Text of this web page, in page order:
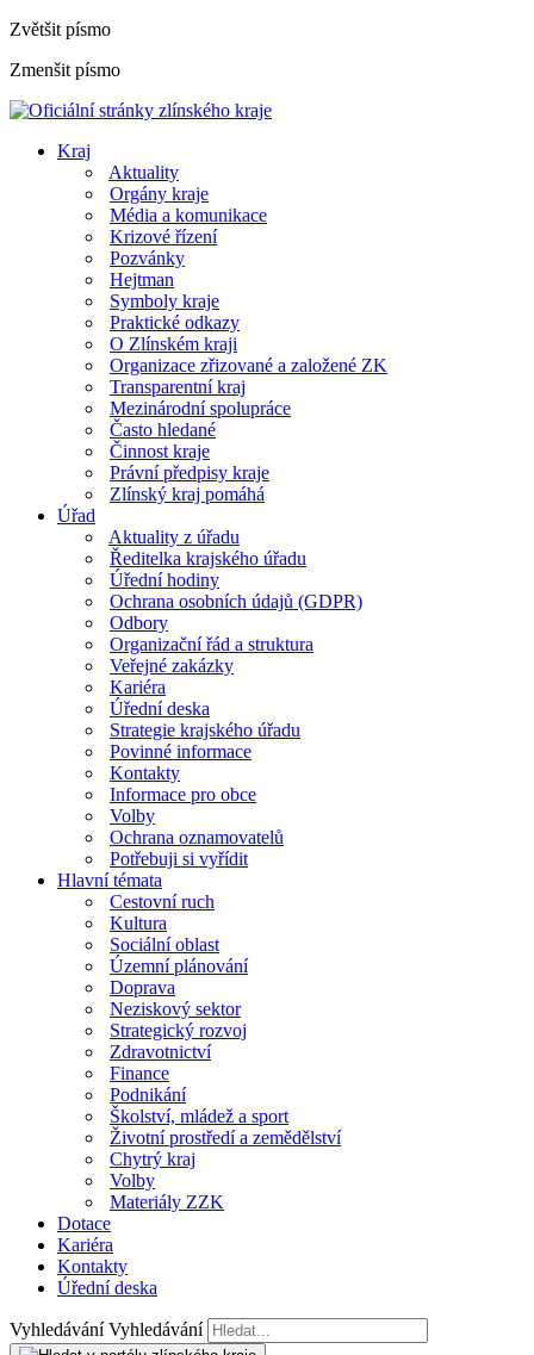
Zvětšit písmo
Zmenšit písmo
Kraj
Aktuality
Orgány kraje
Média a komunikace
Krizové řízení
Pozvánky
Hejtman
Symboly kraje
Praktické odkazy
O Zlínském kraji
Organizace zřizované a založené ZK
Transparentní kraj
Mezinárodní spolupráce
Často hledané
Činnost kraje
Právní předpisy kraje
Zlínský kraj pomáhá
Úřad
Aktuality z úřadu
Ředitelka krajského úřadu
Úřední hodiny
Ochrana osobních údajů (GDPR)
Odbory
Organizační řád a struktura
Veřejné zakázky
Kariéra
Úřední deska
Strategie krajského úřadu
Povinné informace
Kontakty
Informace pro obce
Volby
Ochrana oznamovatelů
Potřebuji si vyřídit
Hlavní témata
Cestovní ruch
Kultura
Sociální oblast
Územní plánování
Doprava
Neziskový sektor
Strategický rozvoj
Zdravotnictví
Finance
Podnikání
Školství, mládež a sport
Životní prostředí a zemědělství
Chytrý kraj
Volby
Materiály ZZK
Dotace
Kariéra
Kontakty
Úřední deska
Vyhledávání Vyhledávání